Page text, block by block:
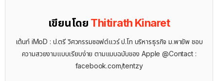
เขียนโดย Thitirath Kinaret
เต้นท์ iMoD : ป.ตรี วิศวกรรมซอฟต์แวร์ ป.โท บริหารธุรกิจ ม.พายัพ ชอบ
ความสวยงามแบบเรียบง่าย ตามแบบฉบับของ Apple @Contact :
facebook.com/tentzy